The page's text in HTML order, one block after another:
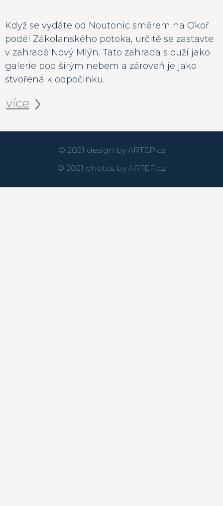
Když se vydáte od Noutonic směrem na Okoř
podél Zákolanského potoka, určitě se zastavte
v zahradě Nový Mlýn. Tato zahrada slouží jako
galerie pod širým nebem a zároveň je jako
stvořená k odpočinku.
více
© 2021 design by ARTEP.cz
© 2021 photos by ARTEP.cz